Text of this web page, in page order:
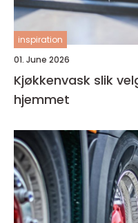
inspiration
01. June 2026
Kjøkkenvask slik velger du riktig modell til
hjemmet